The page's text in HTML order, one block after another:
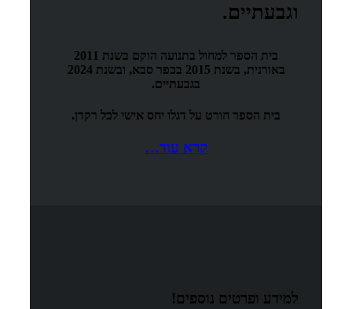
וגבעתיים.
בית הספר למחול בתנועה
הוקם בשנת 2011
באורנית, בשנת 2015 בכפר סבא, ובשנת 2024
בגבעתיים.
בית הספר חורט על דגלו יחס אישי לכל רקדן.
קרא עוד…
למידע ופרטים נוספים!